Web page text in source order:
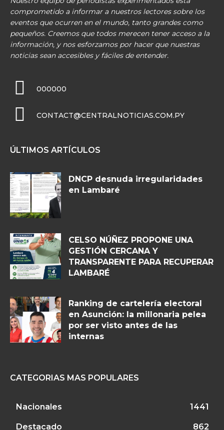
comprometido a informar a nuestros lectores sobre los
eventos que ocurren en el mundo, tanto grandes como
pequeños. Creemos que todos merecen tener acceso a la
información, y nos esforzamos por hacer que nuestras
noticias sean accesibles y fáciles de entender.
000000
CONTACT@CENTRALNOTICIAS.COM.PY
ÚLTIMOS ARTÍCULOS
DNCP desnuda irregularidades
en Lambaré
CELSO NÚÑEZ PROPONE UNA
GESTIÓN CERCANA Y
TRANSPARENTE PARA RECUPERAR
LAMBARÉ
Ranking de cartelería electoral
en Asunción: la millonaria pelea
por ser visto antes de las
internas
CATEGORIAS MAS POPULARES
Nacionales 1441
Destacado 862